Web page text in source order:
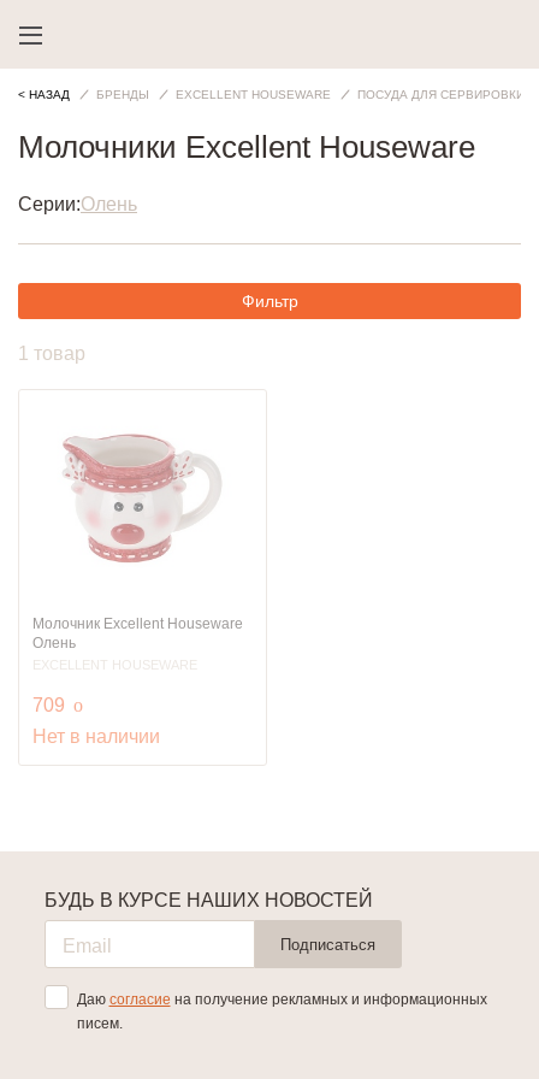
< НАЗАД БРЕНДЫ EXCELLENT HOUSEWARE ПОСУДА ДЛЯ СЕРВИРОВКИ
Молочники Excellent Houseware
Серии:Олень
Фильтр
1 товар
Молочник Excellent Houseware
Олень
EXCELLENT HOUSEWARE
709 руб.
o
Нет в наличии
БУДЬ В КУРСЕ НАШИХ НОВОСТЕЙ
Подписаться
Даю согласие на получение рекламных и информационных
писем.